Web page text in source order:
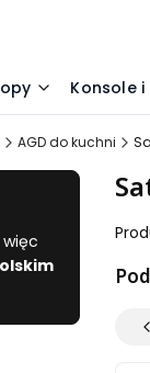
Konsole i
AGD do kuchni